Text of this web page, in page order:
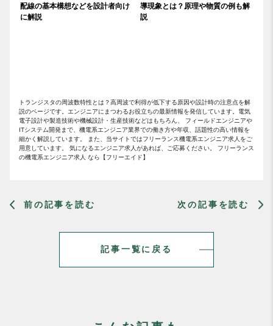
配線の基本構想などを設計者向け
に解説
導現象とは？原理や物質の例も解
説
トランジスタの周波数特性とは？高周波で利得が低下する原因や設計時の注意点を解
説のページです。エンジニアにまつわるお役立ちの最新情報を発信しています。電気
電子設計や製造技術や機械設計・生産技術などはもちろん、 フィールドエンジニアや
ITシステム開発まで、機電系エンジニア業界での働き方や年収、話題性の高い情報を
細かく解説しています。 また、当サイトではフリーランス機電系エンジニア求人をご
用意しています。 気になるエンジニア求人があれば、ご応募ください。 フリーランス
の機電系エンジニア求人 なら【フリーエイド】
前の記事を読む
記事一覧に戻る
次の記事を読む